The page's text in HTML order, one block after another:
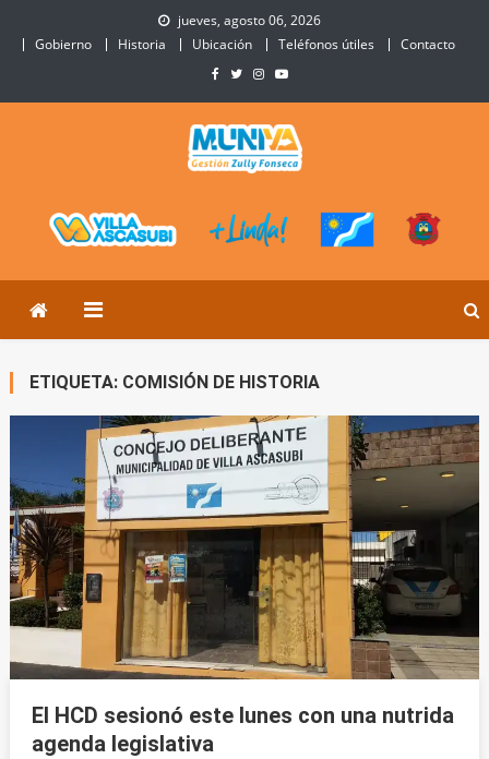
jueves, agosto 06, 2026
Gobierno
Historia Ubicación Teléfonos útiles Contacto
Ascasubi
ETIQUETA: COMISIÓN DE HISTORIA
El HCD sesionó este lunes con una nutrida
agenda legislativa